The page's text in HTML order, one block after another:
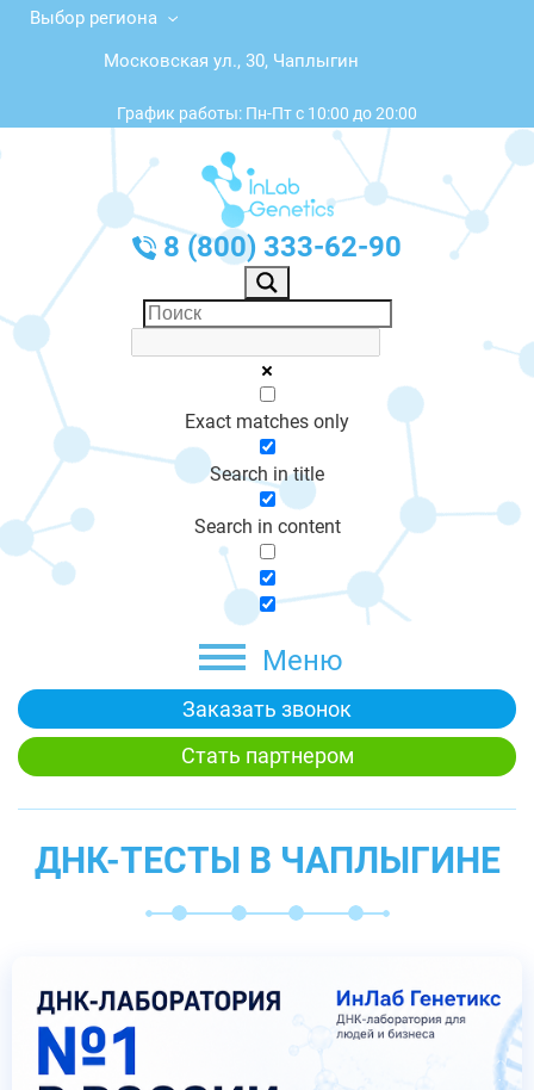
Выбор региона
Московская ул., 30, Чаплыгин
График работы: Пн-Пт с 10:00 до 20:00
8 (800) 333-62-90
Exact matches only
Search in title
Search in content
Меню
Заказать звонок
Стать партнером
ДНК-ТЕСТЫ В ЧАПЛЫГИНЕ